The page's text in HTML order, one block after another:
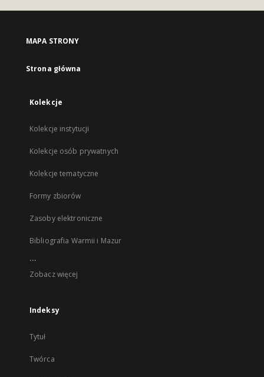
MAPA STRONY
Strona główna
Kolekcje
Kolekcje instytucji
Kolekcje osób prywatnych
Kolekcje tematyczne
Formy zbiorów
Zasoby elektroniczne
Bibliografia Warmii i Mazur
...
Zobacz więcej
Indeksy
Tytuł
Twórca